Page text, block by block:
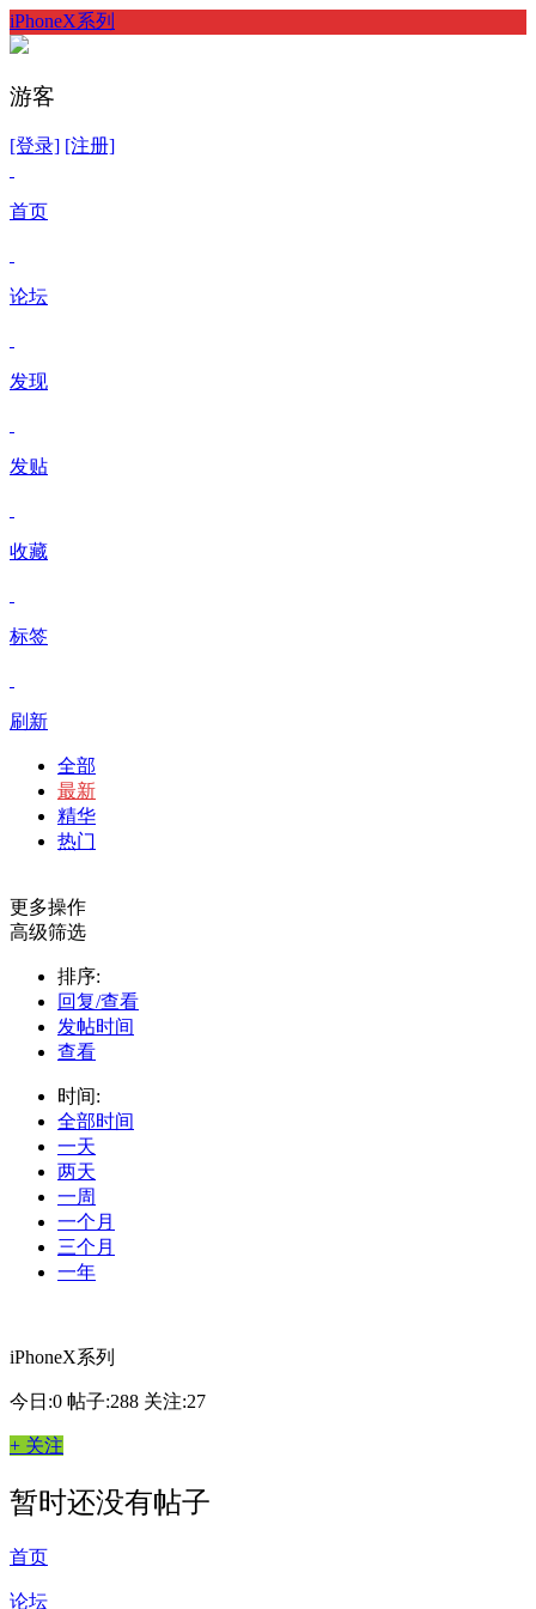
iPhoneX系列
游客
[登录] [注册]
首页
论坛
发现
发贴
收藏
标签
刷新
全部
最新
精华
热门
更多操作
高级筛选
排序:
回复/查看
发帖时间
查看
时间:
全部时间
一天
两天
一周
一个月
三个月
一年
iPhoneX系列
今日:0 帖子:288 关注:27
+ 关注
暂时还没有帖子
首页
论坛